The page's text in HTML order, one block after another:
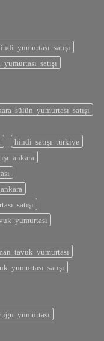
yumurtası satışı
satışı
sülün yumurtası satışı
hindi satışı türkiye
ankara
satışı
yumurtası
tavuk yumurtası
yumurtası satışı
yumurtası